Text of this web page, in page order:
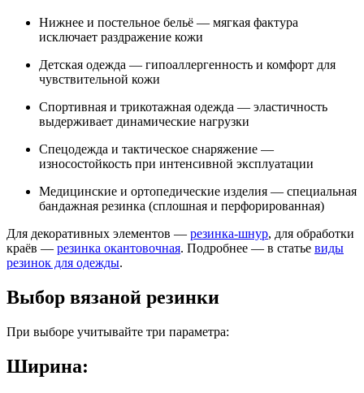
Нижнее и постельное бельё — мягкая фактура
исключает раздражение кожи
Детская одежда — гипоаллергенность и комфорт для
чувствительной кожи
Спортивная и трикотажная одежда — эластичность
выдерживает динамические нагрузки
Спецодежда и тактическое снаряжение —
износостойкость при интенсивной эксплуатации
Медицинские и ортопедические изделия — специальная
бандажная резинка (сплошная и перфорированная)
Для декоративных элементов — резинка-шнур, для обработки
краёв — резинка окантовочная. Подробнее — в статье виды
резинок для одежды.
Выбор вязаной резинки
При выборе учитывайте три параметра:
Ширина: